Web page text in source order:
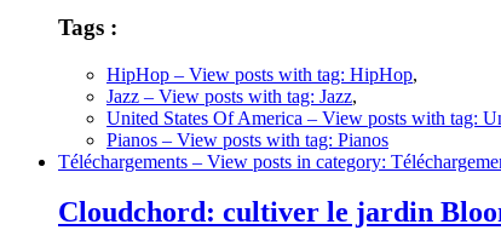
Tags :
HipHop – View posts with tag: HipHop,
Jazz – View posts with tag: Jazz,
United States Of America – View posts with tag:
Pianos – View posts with tag: Pianos
Téléchargements – View posts in category:
Cloudchord: cultiver le jardin